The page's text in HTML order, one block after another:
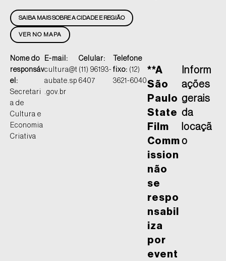
VER NO MAPA
SAIBA MAIS SOBRE A CIDADE E REGIÃO
Nome do
responsáv
el:
Secretari
a de
Cultura e
Economia
Criativa
E-mail:
cultura@t
aubate.sp
.gov.br
Celular:
(11) 96193-
6407
Telefone
fixo: (12)
3621-6040
**A
São
Paulo
State
Film
Comm
ission
não
se
respo
nsabil
iza
por
event
Inform
ações
gerais
da
locaçã
o